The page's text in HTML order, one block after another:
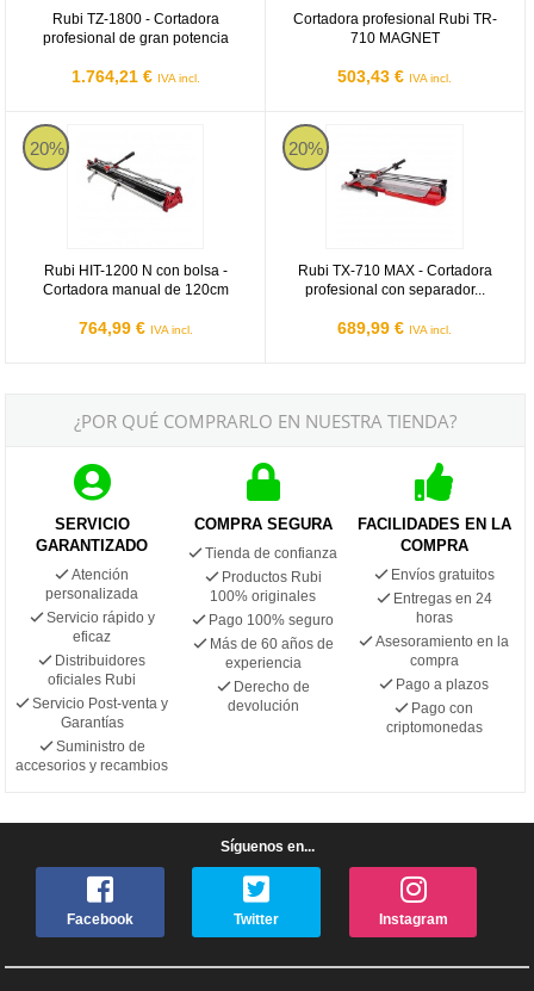
Rubi TZ-1800 - Cortadora
profesional de gran potencia
1.764,21 € IVA incl.
Cortadora profesional Rubi TR-
710 MAGNET
503,43 € IVA incl.
20%
Rubi HIT-1200 N con bolsa -
Cortadora manual de 120cm
764,99 € IVA incl.
Rubi HIT-1200 N con bolsa - Cortadora manual de 120cm
20%
Rubi TX-710 MAX - Cortadora
profesional con separador...
689,99 € IVA incl.
Rubi TX 710 MAX
¿POR QUÉ COMPRARLO EN NUESTRA TIENDA?
SERVICIO
GARANTIZADO
Atención
personalizada
Servicio rápido y
eficaz
Distribuidores
oficiales Rubi
Servicio Post-venta y
Garantías
Suministro de
accesorios y recambios
COMPRA SEGURA
Tienda de confianza
Productos Rubi
100% originales
Pago 100% seguro
Más de 60 años de
experiencia
Derecho de
devolución
FACILIDADES EN LA
COMPRA
Envíos gratuitos
Entregas en 24
horas
Asesoramiento en la
compra
Pago a plazos
Pago con
criptomonedas
Síguenos en...
Facebook Twitter Instagram